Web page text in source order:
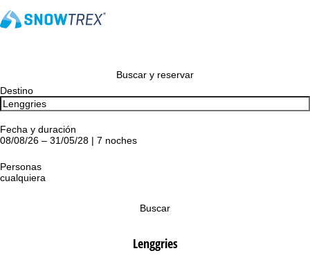
Buscar y reservar
Destino
Fecha y duración
08/08/26 – 31/05/28 | 7 noches
Personas
cualquiera
Buscar
Lenggries